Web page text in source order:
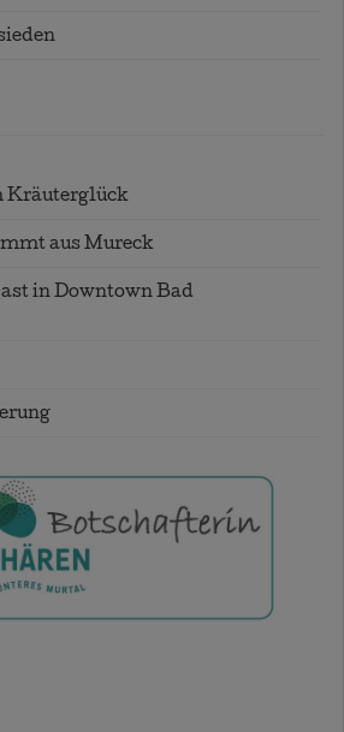
Kräuterglück
aus Mureck
in Downtown Bad